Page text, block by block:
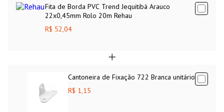
Fita de Borda PVC Trend Jequitibá Arauco
22x0,45mm Rolo 20m Rehau
R$ 52,04
Cantoneira de Fixação 722 Branca unitário
R$ 1,15